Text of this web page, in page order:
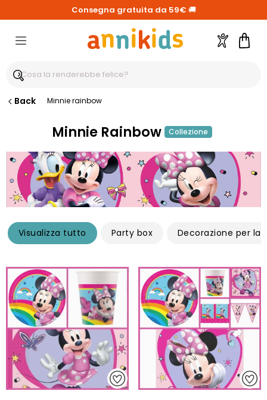
Consegna gratuita da 59€ 🚚
Account
Back Minnie rainbow
Minnie Rainbow Collezione
Visualizza tutto Party box Decorazione per la